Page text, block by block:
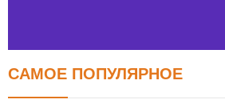
Тест FERMI
САМОЕ ПОПУЛЯРНОЕ